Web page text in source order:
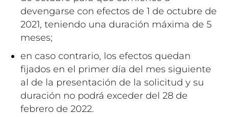
devengarse con efectos de 1 de octubre de
2021, teniendo una duración máxima de 5
meses;
en caso contrario, los efectos quedan
fijados en el primer día del mes siguiente
al de la presentación de la solicitud y su
duración no podrá exceder del 28 de
febrero de 2022.